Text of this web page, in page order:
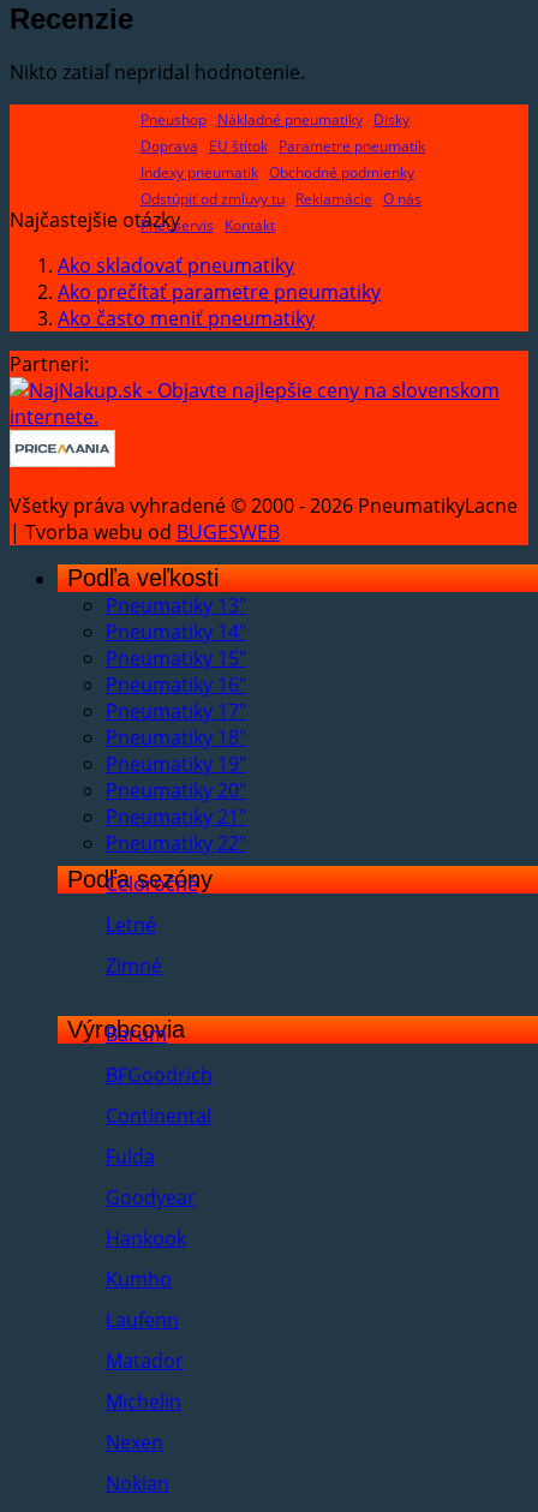
Recenzie
Nikto zatiaľ nepridal hodnotenie.
Pneushop Nákladné pneumatiky
Disky
Doprava
EU štítok
Parametre pneumatík
Indexy pneumatik Obchodné podmienky
Odstúpiť od zmluvy tu
Reklamácie O nás
Pneuservis
Kontakt
Najčastejšie otázky
Ako skladovať pneumatiky
Ako prečítať parametre pneumatiky
Ako často meniť pneumatiky
Partneri:
Všetky práva vyhradené © 2000 - 2026 PneumatikyLacne
| Tvorba webu od BUGESWEB
Podľa veľkosti
Pneumatiky 13"
Pneumatiky 14"
Pneumatiky 15"
Pneumatiky 16"
Pneumatiky 17"
Pneumatiky 18"
Pneumatiky 19"
Pneumatiky 20"
Pneumatiky 21"
Pneumatiky 22"
Podľa sezóny
Celoročné
Letné
Zimné
Výrobcovia
Barum
BFGoodrich
Continental
Fulda
Goodyear
Hankook
Kumho
Laufenn
Matador
Michelin
Nexen
Nokian